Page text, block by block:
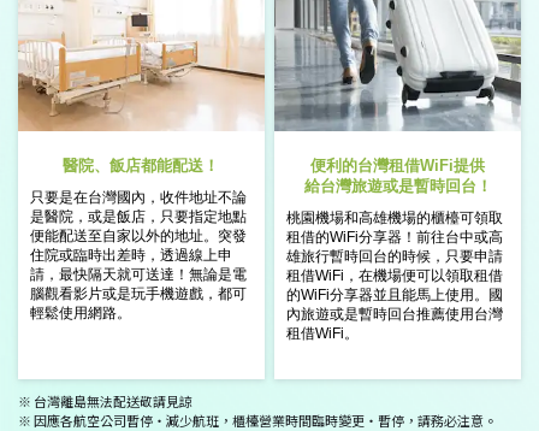
醫院、飯店都能配送！
只要是在台灣國內，收件地址不論
是醫院，或是飯店，只要指定地點
便能配送至自家以外的地址。 突發
住院或臨時出差時，透過線上申
請，最快隔天就可送達！ 無論是電
腦觀看影片或是玩手機遊戲， 都可
輕鬆使用網路。
便利的台灣租借WiFi提供
給台灣旅遊或是暫時回台！
桃園機場和高雄機場的櫃檯可領取
租借的WiFi分享器！前往台中或高
雄旅行暫時回台的時候，只要申請
租借WiFi，在機場便可以領取租借
的WiFi分享器並且能馬上使用。國
內旅遊或是暫時回台推薦使用台灣
租借WiFi。
※ 台灣離島無法配送敬請見諒
※ 因應各航空公司暫停・減少航班，櫃檯營業時間臨時變更・暫停，請務必注意。